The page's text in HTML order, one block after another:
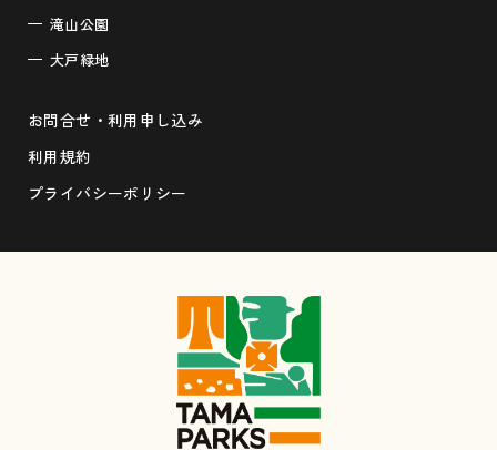
滝山公園
大戸緑地
お問合せ・利用申し込み
利用規約
プライバシーポリシー